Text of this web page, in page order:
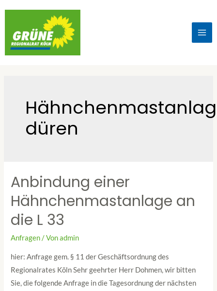
düren
Anbindung einer
Hähnchenmastanlage an
die L 33
Anfragen/ Vonadmin
hier: Anfrage gem. § 11 der Geschäftsordnung des
Regionalrates Köln Sehr geehrter Herr Dohmen, wir bitten
Sie, die folgende Anfrage in die Tagesordnung der nächsten